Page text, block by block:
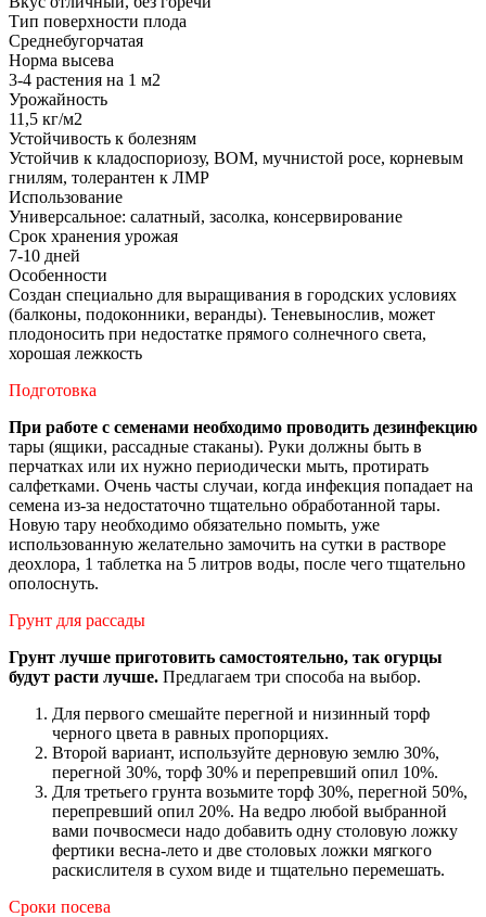
Тип поверхности плода
Среднебугорчатая
Норма высева
3-4 растения на 1 м2
Урожайность
11,5 кг/м2
Устойчивость к болезням
Устойчив к кладоспориозу, ВОМ, мучнистой росе, корневым
гнилям, толерантен к ЛМР
Использование
Универсальное: салатный, засолка, консервирование
Срок хранения урожая
7-10 дней
Особенности
Создан специально для выращивания в городских условиях
(балконы, подоконники, веранды). Теневынослив, может
плодоносить при недостатке прямого солнечного света,
хорошая лежкость
Подготовка
При работе с семенами необходимо проводить дезинфекцию
тары (ящики, рассадные стаканы). Руки должны быть в
перчатках или их нужно периодически мыть, протирать
салфетками. Очень часты случаи, когда инфекция попадает на
семена из-за недостаточно тщательно обработанной тары.
Новую тару необходимо обязательно помыть, уже
использованную желательно замочить на сутки в растворе
деохлора, 1 таблетка на 5 литров воды, после чего тщательно
ополоснуть.
Грунт для рассады
Грунт лучше приготовить самостоятельно, так огурцы
будут расти лучше. Предлагаем три способа на выбор.
Для первого смешайте перегной и низинный торф
черного цвета в равных пропорциях.
Второй вариант, используйте дерновую землю 30%,
перегной 30%, торф 30% и перепревший опил 10%.
Для третьего грунта возьмите торф 30%, перегной 50%,
перепревший опил 20%. На ведро любой выбранной
вами почвосмеси надо добавить одну столовую ложку
фертики весна-лето и две столовых ложки мягкого
раскислителя в сухом виде и тщательно перемешать.
Сроки посева